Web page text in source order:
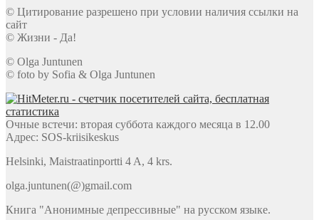
© Цитирование разрешено при условии наличия ссылки на
сайт
© Жизни - Да!
© Olga Juntunen
© foto by Sofia & Olga Juntunen
Очные встечи: вторая суббота каждого месяца в 12.00
Адрес: SOS-kriisikeskus
Helsinki, Maistraatinportti 4 A, 4 krs.
olga.juntunen(@)gmail.com
Книга "Анонимные депрессивные" на русском языке.